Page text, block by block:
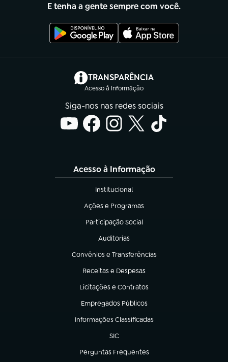
E tenha a gente sempre com você.
TRANSPARÊNCIA
Acesso à Informação
(abre em nova aba)
Siga-nos nas redes sociais
Acesso à Informação
Institucional
(abre em nova aba)
Ações e Programas
(abre em nova aba)
Participação Social
(abre em nova aba)
Auditorias
(abre em nova aba)
Convênios e Transferências
(abre em nova aba)
Receitas e Despesas
(abre em nova aba)
Licitações e Contratos
(abre em nova aba)
Empregados Públicos
(abre em nova aba)
Informações Classificadas
(abre em nova aba)
SIC
(abre em nova aba)
Perguntas Frequentes
(abre em nova aba)